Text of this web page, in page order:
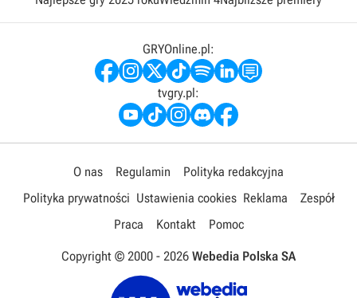
GRYOnline.pl:
tvgry.pl:
O nas Regulamin
Polityka redakcyjna
Polityka prywatności Ustawienia cookies Reklama
Zespół
Praca
Kontakt Pomoc
Copyright © 2000 - 2026 Webedia Polska SA